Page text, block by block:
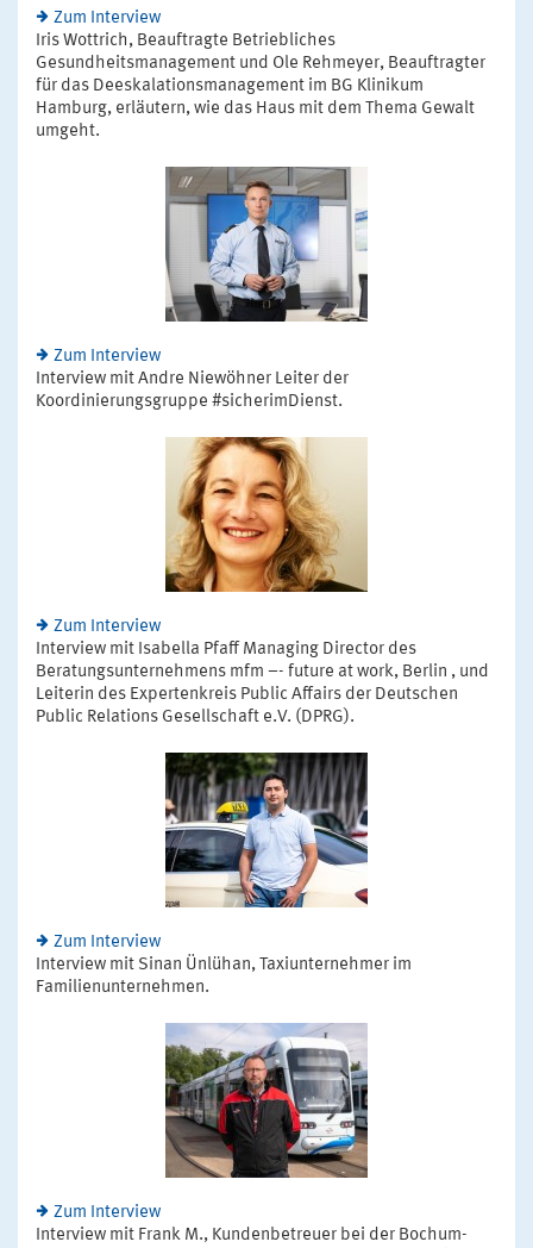
Zum Interview
Iris Wottrich, Beauftragte Betriebliches
Gesundheitsmanagement und Ole Rehmeyer, Beauftragter
für das Deeskalationsmanagement im BG Klinikum
Hamburg, erläutern, wie das Haus mit dem Thema Gewalt
umgeht.
Zum Interview
Interview mit Andre Niewöhner Leiter der
Koordinierungsgruppe #sicherimDienst.
Zum Interview
Interview mit Isabella Pfaff Managing Director des
Beratungsunternehmens mfm –- future at work, Berlin , und
Leiterin des Expertenkreis Public Affairs der Deutschen
Public Relations Gesellschaft e.V. (DPRG).
Zum Interview
Interview mit Sinan Ünlühan, Taxiunternehmer im
Familienunternehmen.
Zum Interview
Interview mit Frank M., Kundenbetreuer bei der Bochum-